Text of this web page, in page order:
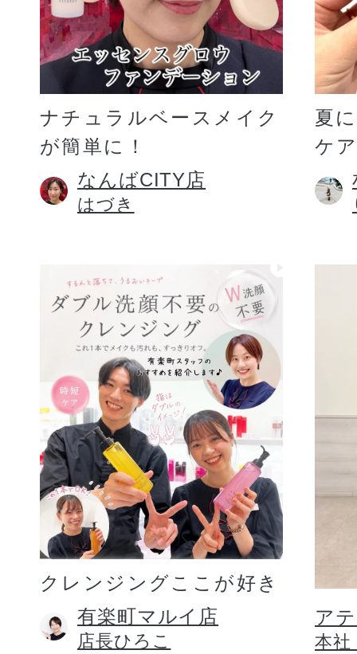
ご利用ガイド
よくあるご質問
ナチュラルベースメイク
が簡単に！
なんばCITY店
はづき
夏
ケ
クレンジングここが好き
有楽町マルイ店
店長ひろこ
ア
本